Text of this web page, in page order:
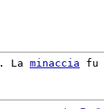
. La minaccia